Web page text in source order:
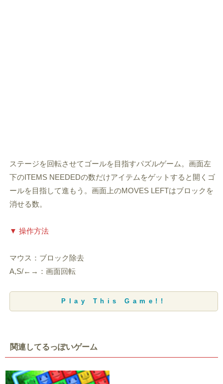
ステージを回転させてゴールを目指すパズルゲーム。画面左
下のITEMS NEEDEDの数だけアイテムをゲットすると開くゴ
ールを目指して進もう。画面上のMOVES LEFTはブロックを
消せる数。
▼ 操作方法
マウス：ブロック除去
A,S/←→：画面回転
Play This Game!!
関連してるっぽいゲーム